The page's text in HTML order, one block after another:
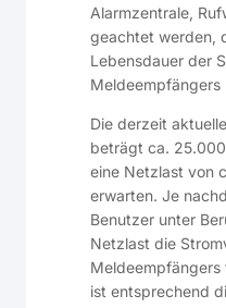
Alarmzentrale,
geachtet werden,
Lebensdauer der
Meldeempfängers
Die derzeit
beträgt ca.
eine Netzlast von
erwarten. Je
Benutzer unter
Netzlast die
Meldeempfängers
ist entsprechend